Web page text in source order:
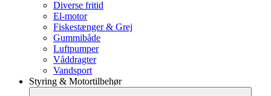
Diverse fritid
El-motor
Fiskestænger & Grej
Gummibåde
Luftpumper
Våddragter
Vandsport
Styring & Motortilbehør